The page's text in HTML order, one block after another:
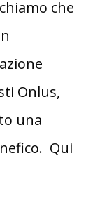
che
Onlus,
una
Qui